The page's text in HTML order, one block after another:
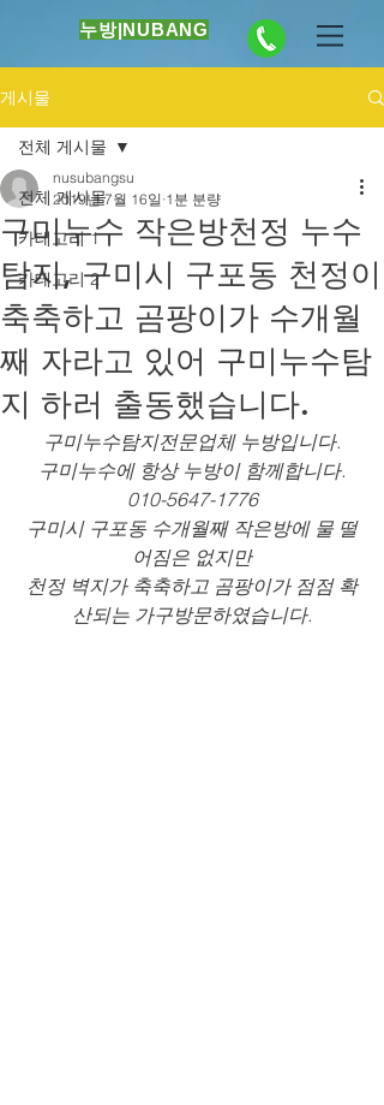
누방|NUBANG
게시물
전체 게시물
카테고리 1
카테고리 2
전체 게시물
구미누수 작은방천정 누수
탐지, 구미시 구포동 천정이
축축하고 곰팡이가 수개월
째 자라고 있어 구미누수탐
지 하러 출동했습니다.
nusubangsu
2019년 7월 16일 1분 분량
구미누수탐지전문업체 누방입니다.
구미누수에 항상 누방이 함께합니다.
010-5647-1776
구미시 구포동 수개월째 작은방에 물 떨
어짐은 없지만
천정 벽지가 축축하고 곰팡이가 점점 확
산되는 가구방문하였습니다.